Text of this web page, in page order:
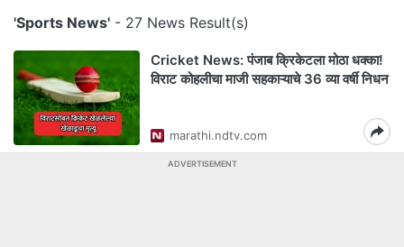
'Sports News' - 27 News Result(s)
Cricket News: पंजाब क्रिकेटला मोठा धक्का!
विराट कोहलीचा माजी सहकाऱ्याचे 36 व्या वर्षी निधन
marathi.ndtv.com
ADVERTISEMENT